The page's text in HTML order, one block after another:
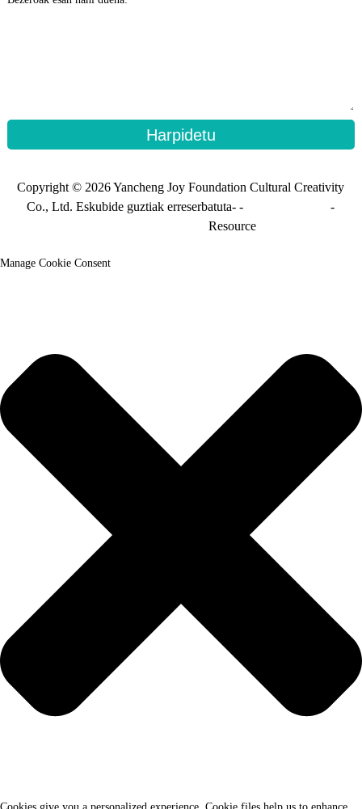
Harpidetu
Copyright © 2026 Yancheng Joy Foundation Cultural Creativity
Co., Ltd. Eskubide guztiak erreserbatuta- -
-
Resource
Manage Cookie Consent